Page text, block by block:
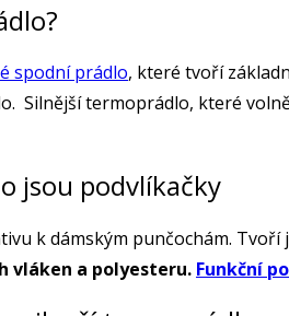
spodní prádlo, které tvoří
Silnější termoprádlo, které
jsou podvlíkačky
k dámským punčochám.
vláken a polyesteru. Funkční